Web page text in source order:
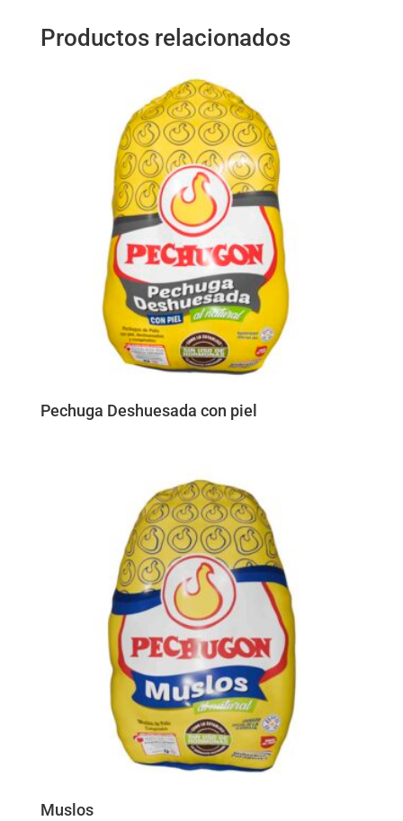
Productos relacionados
Pechuga Deshuesada con piel
Muslos